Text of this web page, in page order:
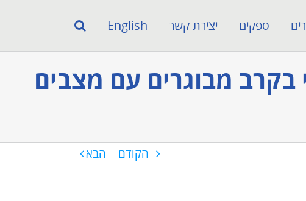
ספקים יצירת קשר English
בקרב מבוגרים עם מצבים
הקודם הבא